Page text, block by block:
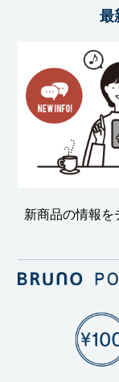
最
新商品の情報